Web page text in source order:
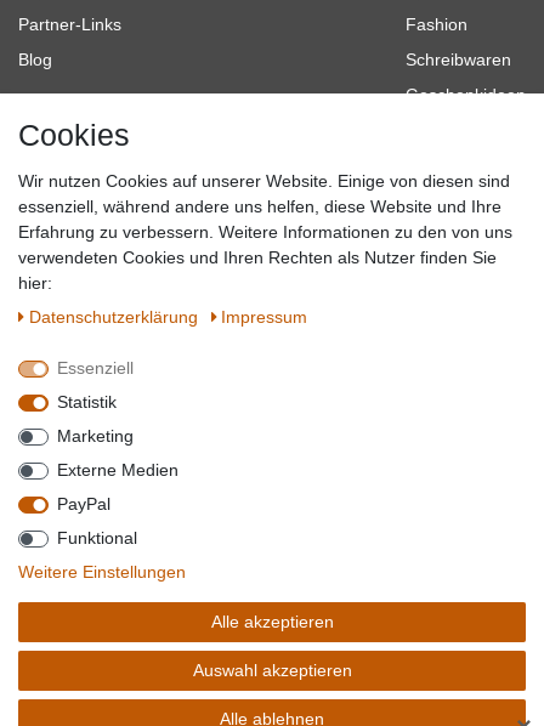
Partner-Links
Blog
Fashion
Schreibwaren
Geschenkideen
Topmarken
SICHER EINKAUFEN
QUALITÄT
WIR AKZEPTIEREN
*Alle Preise verstehen sich inkl. MwSt. zzgl. Versandkosten. **Gilt für Lieferungen
innerhalb deutschlands, Lieferzeiten für andere Länder entnehmen Sie bitte der
Schaltfäche mit denVersandinformationen. *** Bei den ausgewiesenen Versandkosten
handelt es sich um die StandardVersandkostenfür Deutschland, diese ändern sich je
nach Auswahl Ihres Lieferlandes.
Copyright 2020 © Mega-Paradies GmbH | Alle Rechte vorbehalten.
Cookies
Wir nutzen Cookies auf unserer Website. Einige von diesen sind
essenziell, während andere uns helfen, diese Website und Ihre
Erfahrung zu verbessern. Weitere Informationen zu den von uns
verwendeten Cookies und Ihren Rechten als Nutzer finden Sie
hier:
Daten­schutz­erklärung
Impressum
Essenziell
Statistik
Marketing
Externe Medien
PayPal
Funktional
Weitere Einstellungen
Alle akzeptieren
Auswahl akzeptieren
Alle ablehnen